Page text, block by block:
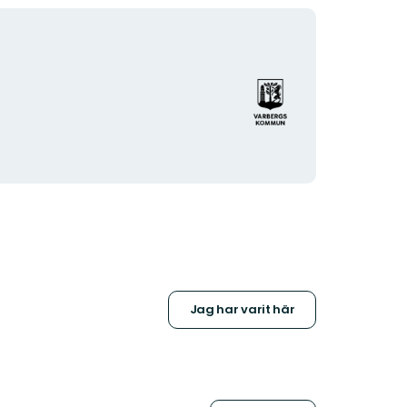
Organisationens
logotyp
Jag har varit här